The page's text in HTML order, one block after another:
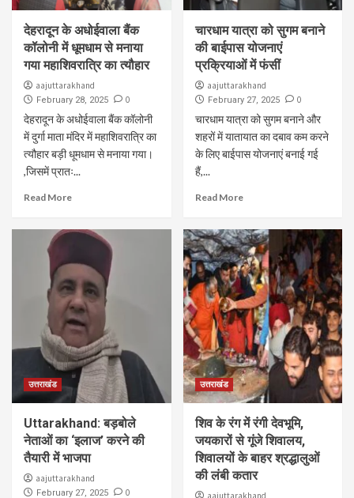
देहरादून के अधोईवाला बैंक
कॉलोनी में धूमधाम से मनाया
गया महाशिवरात्रि का त्यौहार
aajuttarakhand
February 28, 2025 0
देहरादून के अधोईवाला बैंक कॉलोनी
में दुर्गा माता मंदिर में महाशिवरात्रि का
त्यौहार बड़ी धूमधाम से मनाया गया।
,जिसमें प्रातः...
Read More
चारधाम यात्रा को सुगम बनाने
की बाईपास योजनाएं
प्रक्रियाओं में फंसीं
aajuttarakhand
February 27, 2025 0
चारधाम यात्रा को सुगम बनाने और
शहरों में यातायात का दबाव कम करने
के लिए बाईपास योजनाएं बनाई गई
हैं,...
Read More
उत्तराखंड
Uttarakhand: बड़बोले
नेताओं का ‘इलाज’ करने की
तैयारी में भाजपा
aajuttarakhand
February 27, 2025 0
उत्तराखंड
शिव के रंग में रंगी देवभूमि,
जयकारों से गूंजे शिवालय,
शिवालयों के बाहर श्रद्धालुओं
की लंबी कतार
aajuttarakhand